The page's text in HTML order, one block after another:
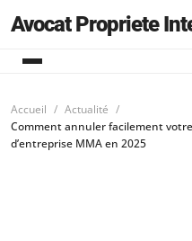
Avocat Propriete
Accueil
Actualité
Comment annuler facilement
d’entreprise MMA en 2025